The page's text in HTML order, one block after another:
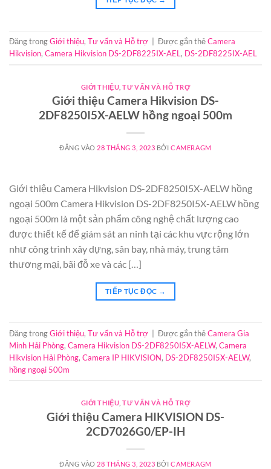
Đăng trongGiới thiệu, Tư vấn và Hỗ trợ Được gắn thẻCamera
Hikvision, Camera Hikvision DS-2DF8225IX-AEL, DS-2DF8225IX-AEL
GIỚI THIỆU ,TƯ VẤN VÀ HỖ TRỢ
Giới thiệu Camera Hikvision DS-
2DF8250I5X-AELW hồng ngoại 500m
ĐĂNG VÀO 28 THÁNG 3, 2023 BỞICAMERAGM
Giới thiệu Camera Hikvision DS-2DF8250I5X-AELW hồng
ngoại 500m Camera Hikvision DS-2DF8250I5X-AELW hồng
ngoại 500m là một sản phẩm công nghệ chất lượng cao
được thiết kế để giám sát an ninh tại các khu vực rộng lớn
như công trình xây dựng, sân bay, nhà máy, trung tâm
thương mại, bãi đỗ xe và các […]
TIẾP TỤC ĐỌC →
Đăng trongGiới thiệu, Tư vấn và Hỗ trợ Được gắn thẻCamera Gia
Minh Hải Phòng, Camera Hikvision DS-2DF8250I5X-AELW, Camera
Hikvision Hải Phòng, Camera IP HIKVISION, DS-2DF8250I5X-AELW,
hồng ngoại 500m
GIỚI THIỆU ,TƯ VẤN VÀ HỖ TRỢ
Giới thiệu Camera HIKVISION DS-
2CD7026G0/EP-IH
ĐĂNG VÀO 28 THÁNG 3, 2023 BỞICAMERAGM